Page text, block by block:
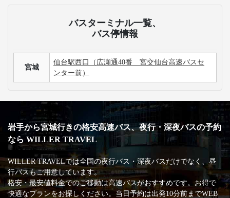
バスターミナル一覧、
バス停情報
宮城
仙台駅西口（広瀬通40番 宮交仙台高速バスセ
ンター前）
岩手から宮城行きの格安高速バス、夜行・深夜バスの予約
なら WILLER TRAVEL
WILLER TRAVELでは全国の夜行バス・深夜バスだけでなく、昼
行バスもご用意しています。
格安・最安値料金でのご移動は高速バスがおすすめです。お得で
快適なプランをお探しください。当日予約は出発10分前までWEB